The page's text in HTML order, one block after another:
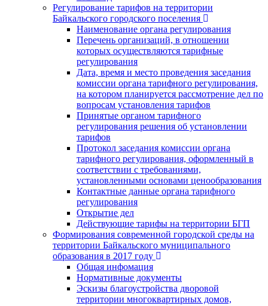
Регулирование тарифов на территории
Байкальского городского поселения
Наименование органа регулирования
Перечень организаций, в отношении
которых осуществляются тарифные
регулирования
Дата, время и место проведения заседания
комиссии органа тарифного регулирования,
на котором планируется рассмотрение дел по
вопросам установления тарифов
Принятые органом тарифного
регулирования решения об установлении
тарифов
Протокол заседания комиссии органа
тарифного регулирования, оформленный в
соответствии с требованиями,
установленными основами ценообразования
Контактные данные органа тарифного
регулирования
Открытие дел
Действующие тарифы на территории БГП
Формирования современной городской среды на
территории Байкальского муниципального
образования в 2017 году
Общая инфомация
Нормативные документы
Эскизы благоустройства дворовой
территории многоквартирных домов,